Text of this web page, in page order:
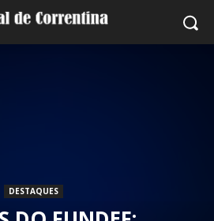
DESTAQUES